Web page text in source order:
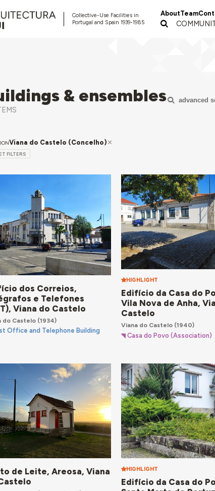
Collective-Use Facilities in
Portugal and Spain 1939-1985
AboutTeam
& ensembles advanced
Viana do Castelo (Concelho)
FILTERS
dos Correios,
e Telefones
Viana do Castelo
do Castelo (1934)
Office and Telephone Building
HIGHLIGHT
Edifício da Casa do
Vila Nova de Anha,
Castelo
Viana do Castelo(1940)
Casa do Povo (Association)
de Leite, Areosa, Viana
HIGHLIGHT
Edifício da Casa do